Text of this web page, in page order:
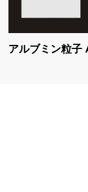
アルブミン粒